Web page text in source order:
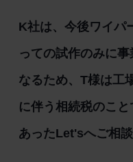
K社は、今後ワイパ
っての試作のみに
なるため、T様は工
に伴う相続税のこ
あったLet'sへご相談